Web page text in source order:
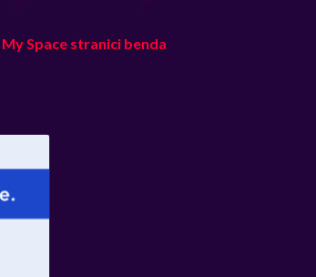
My Space stranici benda